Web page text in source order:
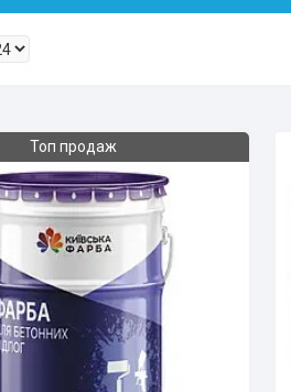
Топ продаж